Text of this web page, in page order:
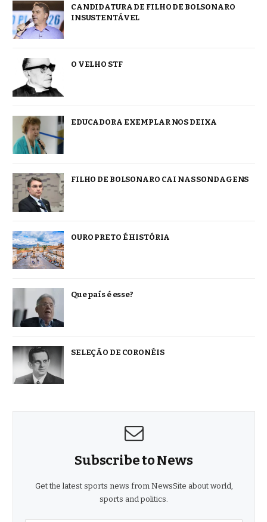
CANDIDATURA DE FILHO DE BOLSONARO
INSUSTENTÁVEL
O VELHO STF
EDUCADORA EXEMPLAR NOS DEIXA
FILHO DE BOLSONARO CAI NAS SONDAGENS
OURO PRETO É HISTÓRIA
Que país é esse?
SELEÇÃO DE CORONÉIS
Subscribe to News
Get the latest sports news from NewsSite about world,
sports and politics.